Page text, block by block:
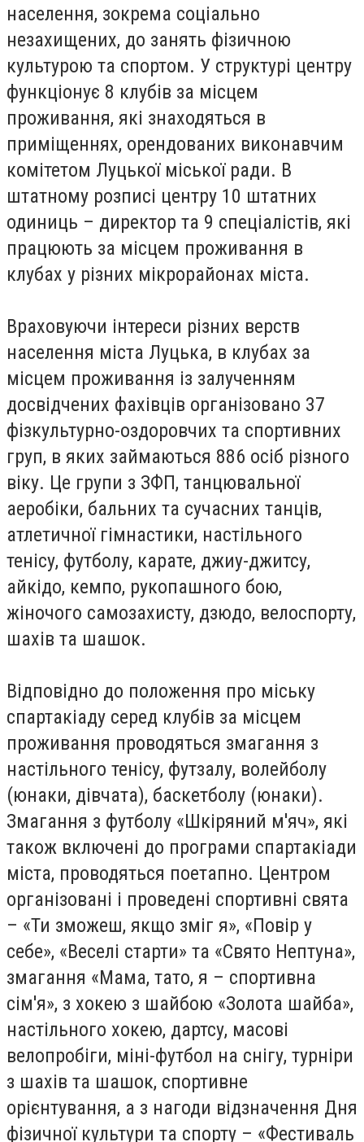
населення, зокрема соціально
незахищених, до занять фізичною
культурою та спортом. У структурі центру
функціонує 8 клубів за місцем
проживання, які знаходяться в
приміщеннях, орендованих виконавчим
комітетом Луцької міської ради. В
штатному розписі центру 10 штатних
одиниць – директор та 9 спеціалістів, які
працюють за місцем проживання в
клубах у різних мікрорайонах міста.
Враховуючи інтереси різних верств
населення міста Луцька, в клубах за
місцем проживання із залученням
досвідчених фахівців організовано 37
фізкультурно-оздоровчих та спортивних
груп, в яких займаються 886 осіб різного
віку. Це групи з ЗФП, танцювальної
аеробіки, бальних та сучасних танців,
атлетичної гімнастики, настільного
тенісу, футболу, карате, джиу-джитсу,
айкідо, кемпо, рукопашного бою,
жіночого самозахисту, дзюдо, велоспорту,
шахів та шашок.
Відповідно до положення про міську
спартакіаду серед клубів за місцем
проживання проводяться змагання з
настільного тенісу, футзалу, волейболу
(юнаки, дівчата), баскетболу (юнаки).
Змагання з футболу «Шкіряний м'яч», які
також включені до програми спартакіади
міста, проводяться поетапно. Центром
організовані і проведені спортивні свята
– «Ти зможеш, якщо зміг я», «Повір у
себе», «Веселі старти» та «Свято Нептуна»,
змагання «Мама, тато, я – спортивна
сім'я», з хокею з шайбою «Золота шайба»,
настільного хокею, дартсу, масові
велопробіги, міні-футбол на снігу, турніри
з шахів та шашок, спортивне
орієнтування, а з нагоди відзначення Дня
фізичної культури та спорту – «Фестиваль